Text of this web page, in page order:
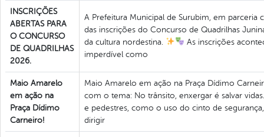
INSCRIÇÕES
ABERTAS PARA
O CONCURSO
DE QUADRILHAS
2026.
A Prefeitura Municipal de Surubim, em parceria
das inscrições do Concurso de Quadrilhas
da cultura nordestina.
As inscrições
imperdível como
Maio Amarelo
em ação na
Praça Dídimo
Carneiro!
Maio Amarelo em ação na Praça Dídimo
com o tema: No trânsito, enxergar é salvar
e pedestres, como o uso do cinto de
dirigir